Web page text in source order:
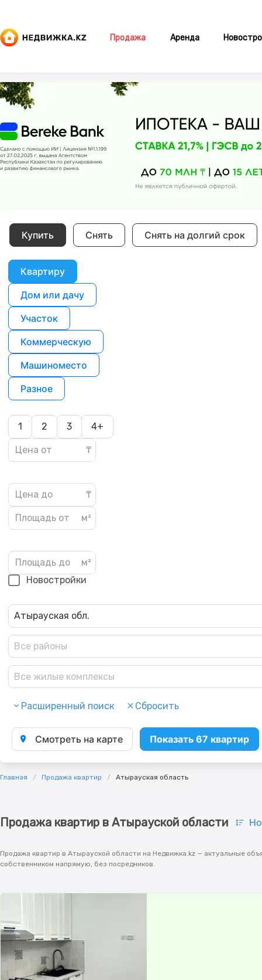
Продажа Аренда
Купить Снять Снять на долгий срок
Квартиру
Дом или дачу
Участок
Коммерческую
Машиноместо
Разное
1 2 3 4+
Новостройки
Атырауская обл.
Все районы
Все жилые комплексы
Расширенный поиск Сбросить
Смотреть на карте Показать 67 квартир
Главная Продажа квартир Атырауская область
Продажа квартир в Атырауской области
Продажа квартир в Атырауской области на Недвижка.kz — актуальные
собственником напрямую, без посредников.